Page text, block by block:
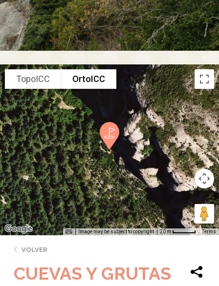
TopoICC OrtoICC
Image may be subject to copyright 20 m Terms
VOLVER
CUEVAS Y GRUTAS